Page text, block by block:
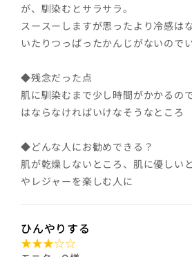
が、馴染むとサラサラ。
スースーしますが思ったより冷感は
いたりつっぱったかんじがないので
◆残念だった点
肌に馴染むまで少し時間がかかるの
はならなければいけなそうなところ
◆どんな人にお勧めできる？
肌が乾燥しないところ、肌に優しい
やレジャーを楽しむ人に
ひんやりする